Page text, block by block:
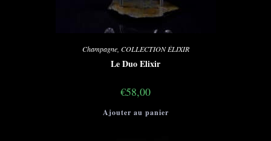
Champagne, COLLECTION ÉLIXIR
Le Duo Elixir
€58,00
Ajouter au panier